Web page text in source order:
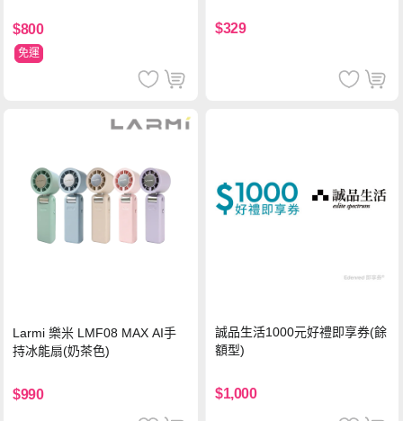
$800
免運
$329
Larmi 樂米 LMF08 MAX AI手
持冰能扇(奶茶色)
$990
誠品生活1000元好禮即享券(餘
額型)
$1,000